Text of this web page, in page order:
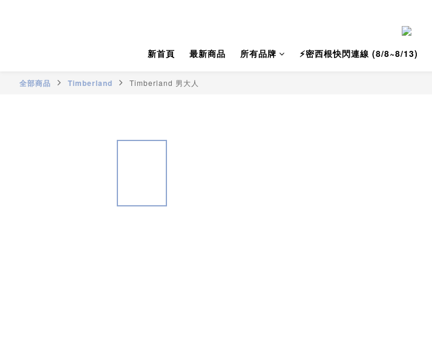
新首頁 最新商品 所有品牌 ⚡️密西根快閃連線 (8/8~8/13)
全部商品 Timberland Timberland 男大人